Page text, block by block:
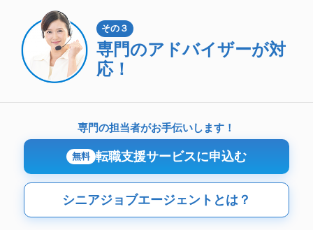
その３
専門のアドバイザーが対
応！
専門の担当者がお手伝いします！
無料 転職支援サービスに申込む
シニアジョブエージェントとは？